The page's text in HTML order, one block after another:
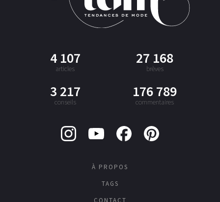
4 107
articles
27 168
brèves
3 217
conseils
176 789
commentaires
À PROPOS
TAGS
CONTACT